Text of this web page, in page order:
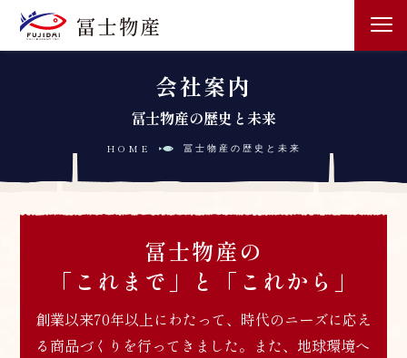
冨士物産
会社案内
冨士物産の歴史と未来
HOME 冨士物産の歴史と未来
冨士物産の
「これまで」と「これから」
創業以来70年以上にわたって、時代のニーズに応え
る商品づくりを行ってきました。 また、地球環境へ